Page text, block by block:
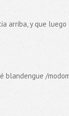
arriba, y que
blandengue /